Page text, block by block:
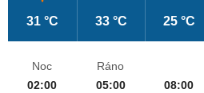
31 °C 33 °C 25 °C
Noc
02:00
Ráno
05:00
08:00